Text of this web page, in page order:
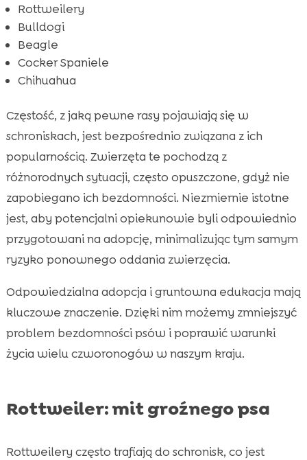
Rottweilery
Bulldogi
Beagle
Cocker Spaniele
Chihuahua
Częstość, z jaką pewne rasy pojawiają się w
schroniskach, jest bezpośrednio związana z ich
popularnością. Zwierzęta te pochodzą z
różnorodnych sytuacji, często opuszczone, gdyż nie
zapobiegano ich bezdomności. Niezmiernie istotne
jest, aby potencjalni opiekunowie byli odpowiednio
przygotowani na adopcję, minimalizując tym samym
ryzyko ponownego oddania zwierzęcia.
Odpowiedzialna adopcja i gruntowna edukacja mają
kluczowe znaczenie. Dzięki nim możemy zmniejszyć
problem bezdomności psów i poprawić warunki
życia wielu czworonogów w naszym kraju.
Rottweiler: mit groźnego psa
Rottweilery często trafiają do schronisk, co jest